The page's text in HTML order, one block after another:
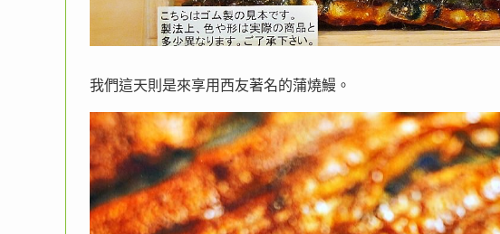
我們這天則是來享用西友著名的蒲燒鰻。